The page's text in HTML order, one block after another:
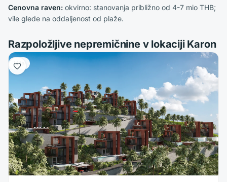
Cenovna raven: okvirno: stanovanja približno od 4-7 mio THB;
vile glede na oddaljenost od plaže.
Razpoložljive nepremičnine v lokaciji Karon
Vila